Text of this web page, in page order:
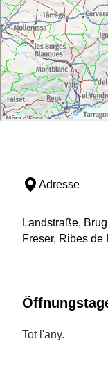
Adresse
Landstraße,
Freser, Ribes de
Tot l'any.